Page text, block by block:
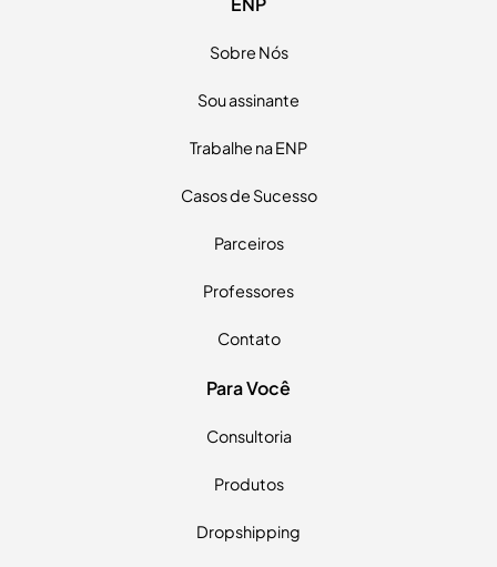
Continuar →
Sobre Nós
Sou assinante
Trabalhe na ENP
Casos de Sucesso
Parceiros
Professores
Contato
Para Você
Consultoria
Produtos
Dropshipping